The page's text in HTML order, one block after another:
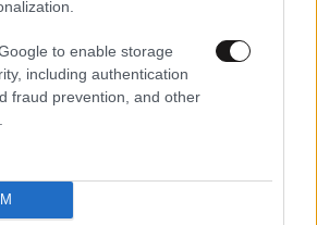
to enable storage
including authentication
fraud prevention, and other